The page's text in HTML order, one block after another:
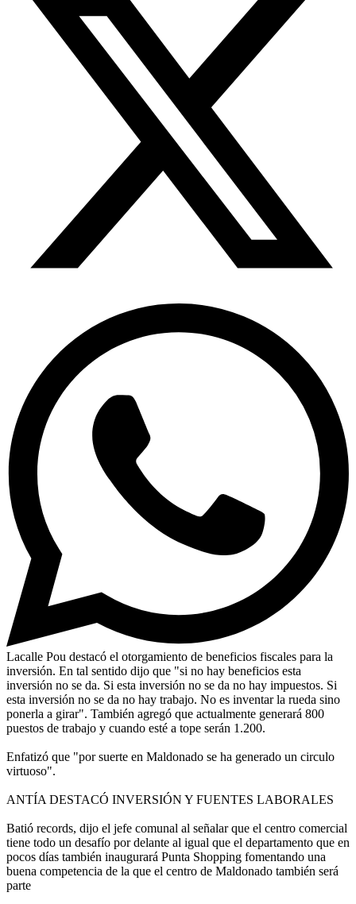
Lacalle Pou destacó el otorgamiento de beneficios fiscales para la
inversión. En tal sentido dijo que "si no hay beneficios esta
inversión no se da. Si esta inversión no se da no hay impuestos. Si
esta inversión no se da no hay trabajo. No es inventar la rueda sino
ponerla a girar". También agregó que actualmente generará 800
puestos de trabajo y cuando esté a tope serán 1.200.
Enfatizó que "por suerte en Maldonado se ha generado un circulo
virtuoso".
ANTÍA DESTACÓ INVERSIÓN Y FUENTES LABORALES
Batió records, dijo el jefe comunal al señalar que el centro comercial
tiene todo un desafío por delante al igual que el departamento que en
pocos días también inaugurará Punta Shopping fomentando una
buena competencia de la que el centro de Maldonado también será
parte